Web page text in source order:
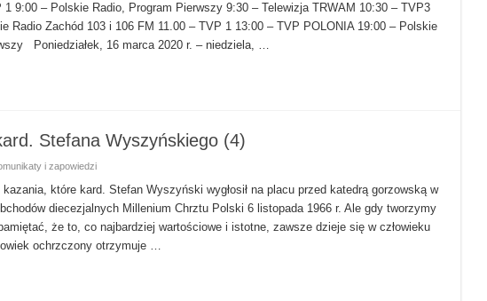
1 9:00 – Polskie Radio, Program Pierwszy 9:30 – Telewizja TRWAM 10:30 – TVP3
Radio Zachód 103 i 106 FM 11.00 – TVP 1 13:00 – TVP POLONIA 19:00 – Polskie
Poniedziałek, 16 marca 2020 r. – niedziela, …
Stefana Wyszyńskiego (4)
i zapowiedzi
które kard. Stefan Wyszyński wygłosił na placu przed katedrą gorzowską w
diecezjalnych Millenium Chrztu Polski 6 listopada 1966 r. Ale gdy tworzymy
że to, co najbardziej wartościowe i istotne, zawsze dzieje się w człowieku
ochrzczony otrzymuje …